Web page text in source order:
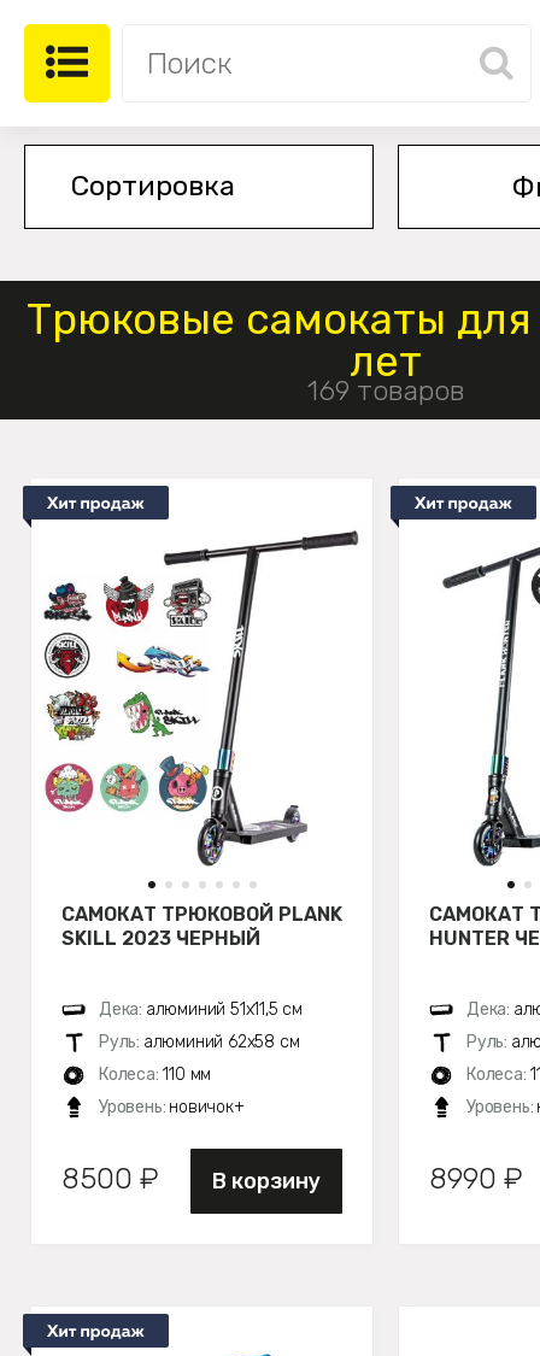
Трюковые самокаты для
лет
169 товаров
САМОКАТ ТРЮКОВОЙ PLANK
SKILL 2023 ЧЕРНЫЙ
Дека: алюминий 51х11,5 см
Руль: алюминий 62х58 см
Колеса: 110 мм
Уровень: новичок+
8500 ₽ В корзину
САМОКАТ
HUNTER
Дека:
Руль:
Колеса:
Уровень:
8990 ₽